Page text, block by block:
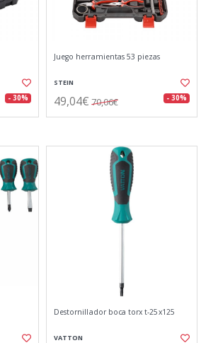
- 30%
Juego herramientas 53 piezas
STEIN
49,04€ 70,06€ - 30%
Destornillador boca torx t-25x125
VATTON